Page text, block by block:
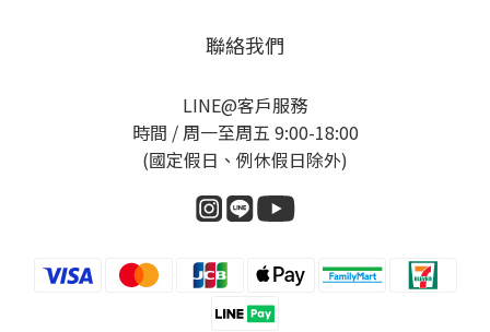
聯絡我們
LINE@客戶服務
時間 / 周一至周五 9:00-18:00
(國定假日、例休假日除外)